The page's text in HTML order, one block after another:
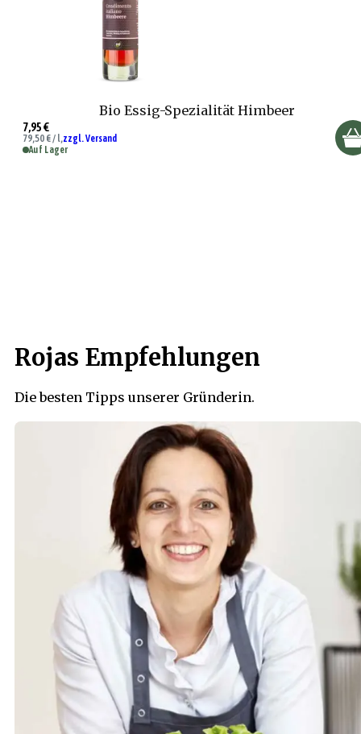
Bio Essig-Spezialität Himbeer
7,95 €
79,50 € / l,zzgl. Versand
Auf Lager
Rojas Empfehlungen
Die besten Tipps unserer Gründerin.